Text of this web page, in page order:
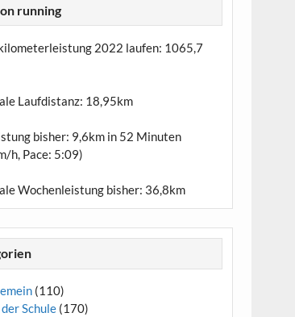
running
2022 laufen: 1065,7
Laufdistanz: 18,95km
bisher: 9,6km in 52 Minuten
h, Pace: 5:09)
Wochenleistung bisher: 36,8km
(110)
Schule (170)